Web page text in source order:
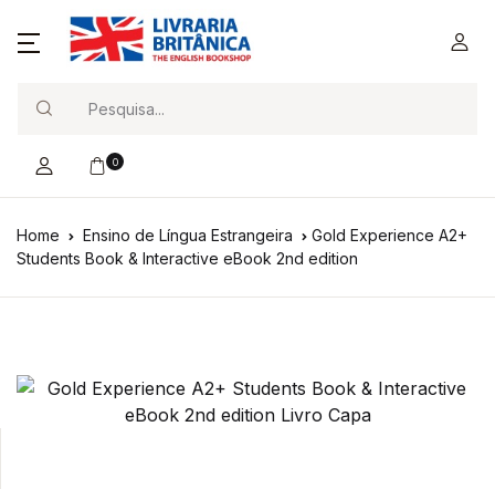
0
Home Ensino de Língua Estrangeira
Gold Experience A2+
Students Book & Interactive eBook 2nd edition